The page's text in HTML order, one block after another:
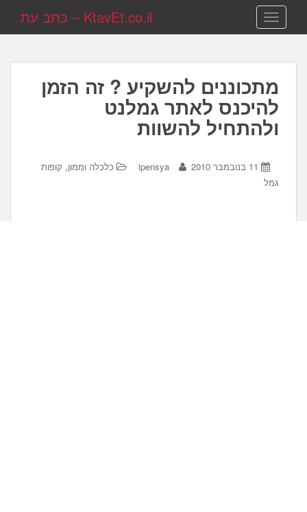
TOGGLE NAVIGATION KtavEt.co.il – כתב עת
מתכוננים להשקיע ? זה הזמן
להיכנס לאתר גמלנט
ולהתחיל להשוות
11 בנובמבר 2010 ipensya כלכלה וממון, קופות
גמל